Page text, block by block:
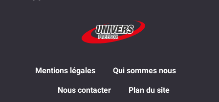
Mentions légales Qui sommes nous
Nous contacter Plan du site